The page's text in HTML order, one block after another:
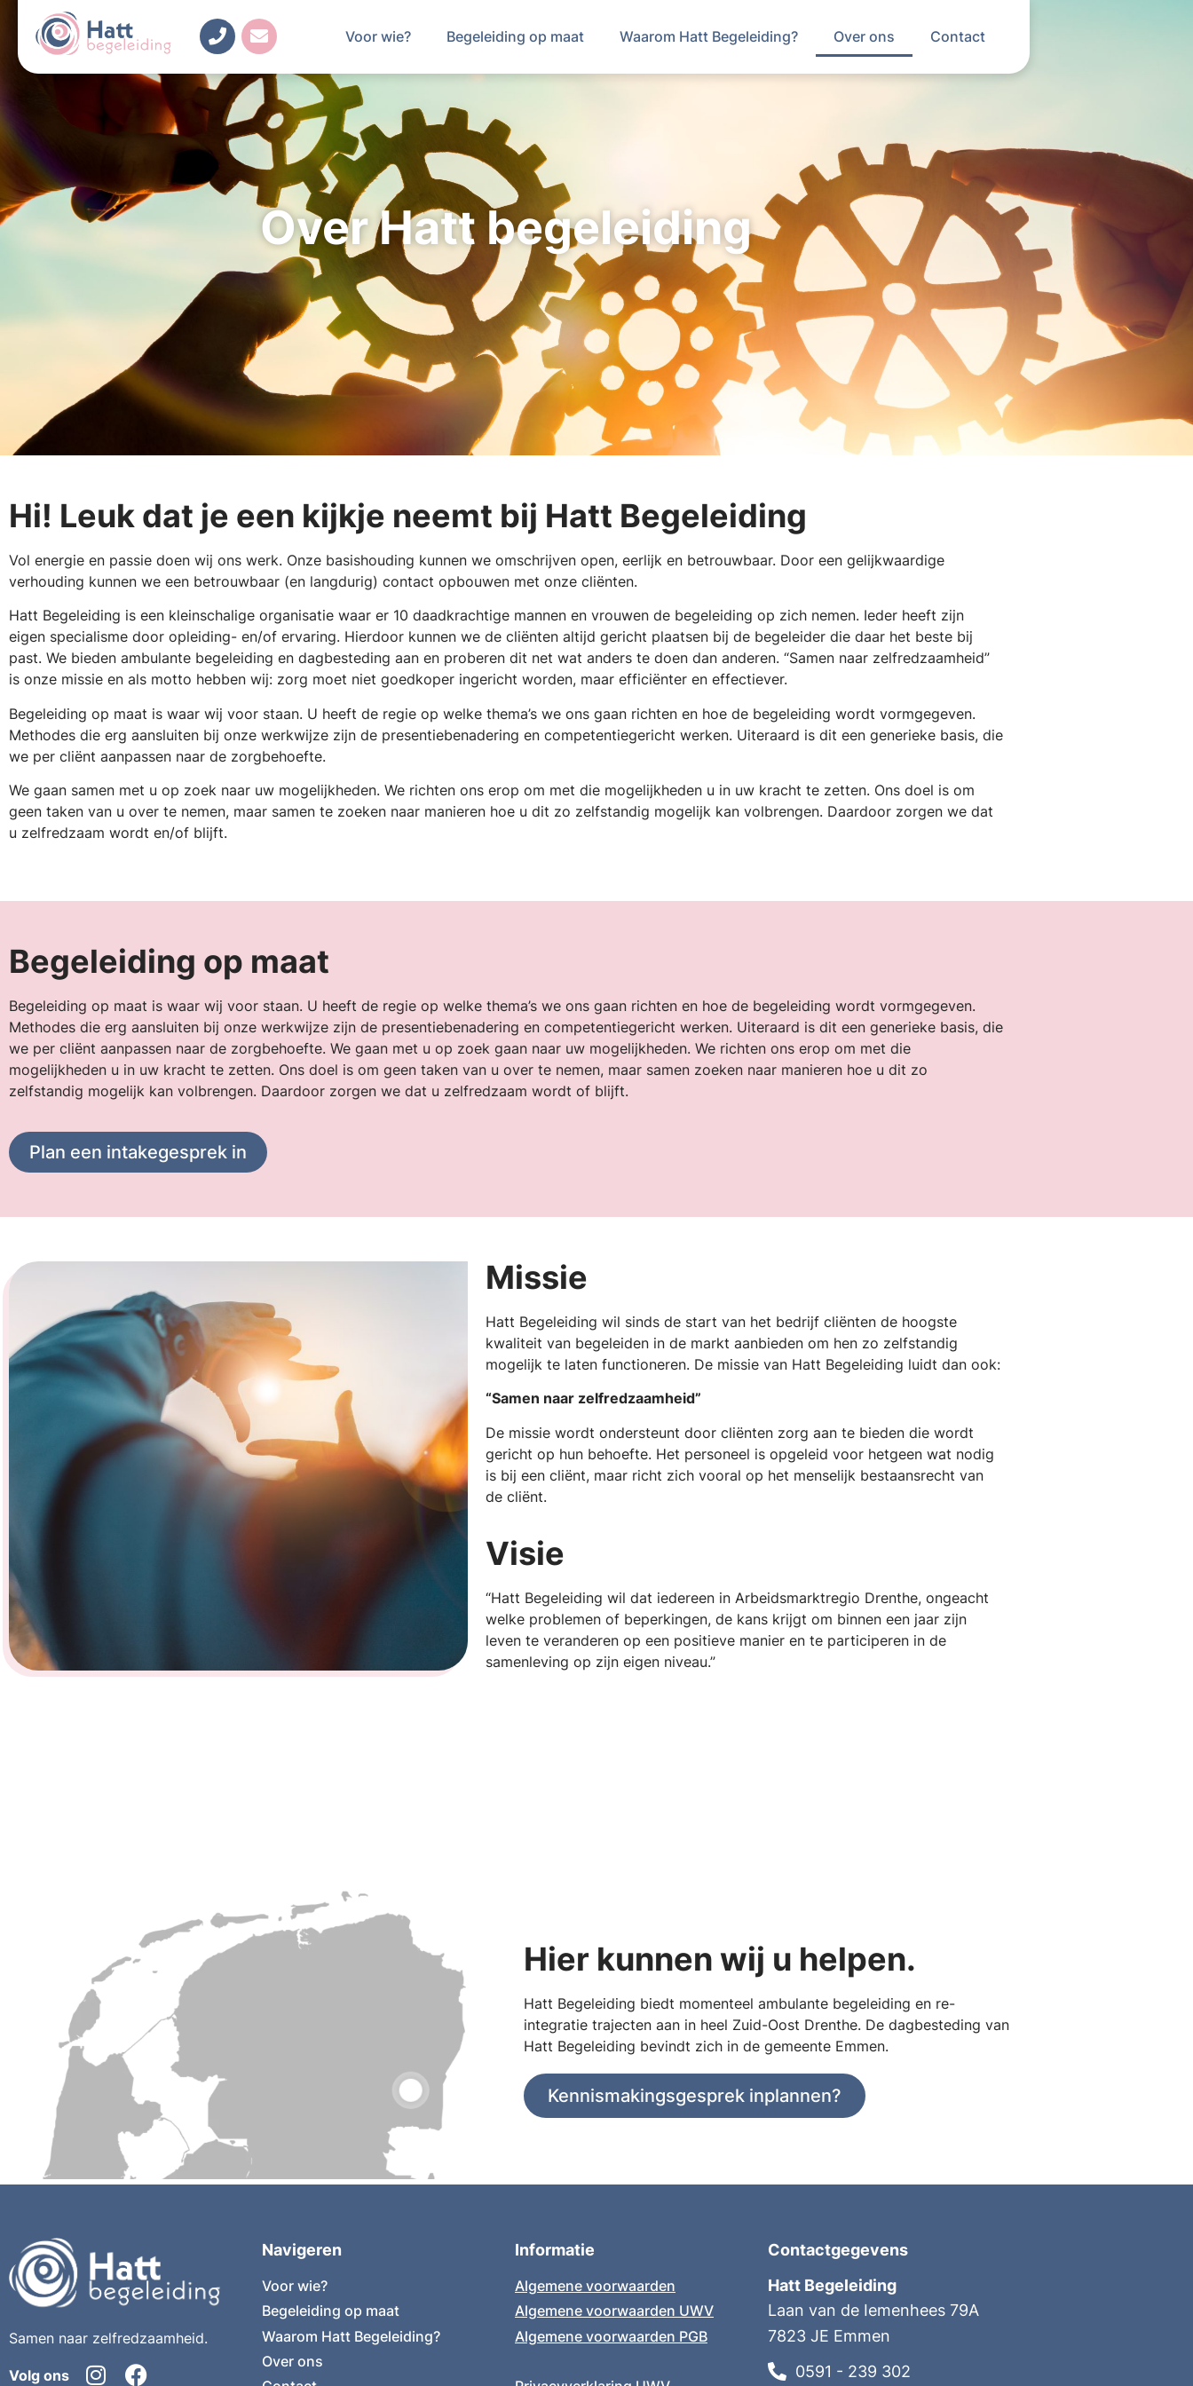
Voor wie? Begeleiding op maat Waarom Hatt Begeleiding? Over ons Contact
Over Hatt begeleiding
Hi! Leuk dat je een kijkje neemt bij Hatt Begeleiding
Vol energie en passie doen wij ons werk. Onze basishouding kunnen we omschrijven open, eerlijk en betrouwbaar. Door een gelijkwaardige
verhouding kunnen we een betrouwbaar (en langdurig) contact opbouwen met onze cliënten.
Hatt Begeleiding is een kleinschalige organisatie waar er 10 daadkrachtige mannen en vrouwen de begeleiding op zich nemen. Ieder heeft zijn
eigen specialisme door opleiding- en/of ervaring. Hierdoor kunnen we de cliënten altijd gericht plaatsen bij de begeleider die daar het beste bij
past. We bieden ambulante begeleiding en dagbesteding aan en proberen dit net wat anders te doen dan anderen. “Samen naar zelfredzaamheid”
is onze missie en als motto hebben wij: zorg moet niet goedkoper ingericht worden, maar efficiënter en effectiever.
Begeleiding op maat is waar wij voor staan. U heeft de regie op welke thema’s we ons gaan richten en hoe de begeleiding wordt vormgegeven.
Methodes die erg aansluiten bij onze werkwijze zijn de presentiebenadering en competentiegericht werken. Uiteraard is dit een generieke basis, die
we per cliënt aanpassen naar de zorgbehoefte.
We gaan samen met u op zoek naar uw mogelijkheden. We richten ons erop om met die mogelijkheden u in uw kracht te zetten. Ons doel is om
geen taken van u over te nemen, maar samen te zoeken naar manieren hoe u dit zo zelfstandig mogelijk kan volbrengen. Daardoor zorgen we dat
u zelfredzaam wordt en/of blijft.
Begeleiding op maat
Begeleiding op maat is waar wij voor staan. U heeft de regie op welke thema’s we ons gaan richten en hoe de begeleiding wordt vormgegeven.
Methodes die erg aansluiten bij onze werkwijze zijn de presentiebenadering en competentiegericht werken. Uiteraard is dit een generieke basis, die
we per cliënt aanpassen naar de zorgbehoefte. We gaan met u op zoek gaan naar uw mogelijkheden. We richten ons erop om met die
mogelijkheden u in uw kracht te zetten. Ons doel is om geen taken van u over te nemen, maar samen zoeken naar manieren hoe u dit zo
zelfstandig mogelijk kan volbrengen. Daardoor zorgen we dat u zelfredzaam wordt of blijft.
Plan een intakegesprek in
Missie
Hatt Begeleiding wil sinds de start van het bedrijf cliënten de hoogste
kwaliteit van begeleiden in de markt aanbieden om hen zo zelfstandig
mogelijk te laten functioneren. De missie van Hatt Begeleiding luidt dan ook:
“Samen naar zelfredzaamheid”
De missie wordt ondersteunt door cliënten zorg aan te bieden die wordt
gericht op hun behoefte. Het personeel is opgeleid voor hetgeen wat nodig
is bij een cliënt, maar richt zich vooral op het menselijk bestaansrecht van
de cliënt.
Visie
“Hatt Begeleiding wil dat iedereen in Arbeidsmarktregio Drenthe, ongeacht
welke problemen of beperkingen, de kans krijgt om binnen een jaar zijn
leven te veranderen op een positieve manier en te participeren in de
samenleving op zijn eigen niveau.”
Hier kunnen wij u helpen.
Hatt Begeleiding biedt momenteel ambulante begeleiding en re-
integratie trajecten aan in heel Zuid-Oost Drenthe. De dagbesteding van
Hatt Begeleiding bevindt zich in de gemeente Emmen.
Kennismakingsgesprek inplannen?
Samen naar zelfredzaamheid.
Volg ons
Navigeren
Voor wie?
Begeleiding op maat
Waarom Hatt Begeleiding?
Over ons
Informatie
Algemene voorwaarden
Algemene voorwaarden UWV
Algemene voorwaarden PGB
Contactgegevens
Hatt Begeleiding
Laan van de Iemenhees 79A
7823 JE Emmen
0591 - 239 302